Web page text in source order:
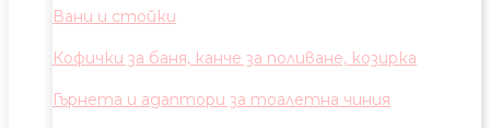
Вани и стойки
Кофички за баня, канче за поливане, козирка
Гърнета и адаптори за тоалетна чиния